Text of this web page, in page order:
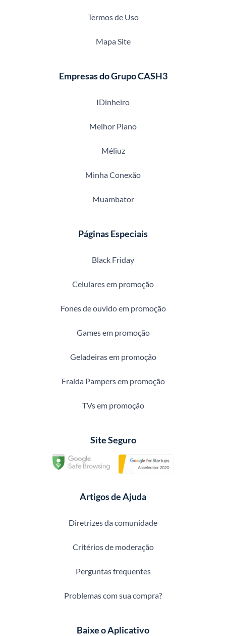
Termos de Uso
Mapa Site
Empresas do Grupo CASH3
IDinheiro
Melhor Plano
Méliuz
Minha Conexão
Muambator
Páginas Especiais
Black Friday
Celulares em promoção
Fones de ouvido em promoção
Games em promoção
Geladeiras em promoção
Fralda Pampers em promoção
TVs em promoção
Site Seguro
Artigos de Ajuda
Diretrizes da comunidade
Critérios de moderação
Perguntas frequentes
Problemas com sua compra?
Baixe o Aplicativo